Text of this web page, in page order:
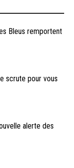
Bleus remportent
scrute pour vous
alerte des